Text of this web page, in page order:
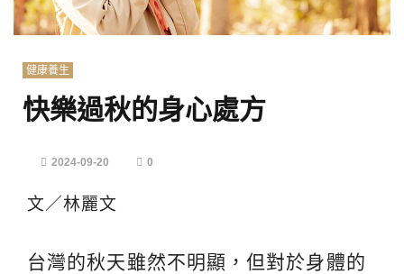
健康養生
快樂過秋的身心處方
2024-09-20 0
文／林麗文
台灣的秋天雖然不明顯，但對於身體的